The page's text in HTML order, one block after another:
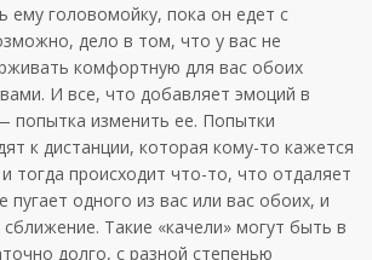
ему головомойку, пока он едет с
дело в том, что у вас не
комфортную для вас обоих
И все, что добавляет эмоций в
изменить ее. Попытки
к дистанции, которая кому-то кажется
тогда происходит что-то, что отдаляет
пугает одного из вас или вас обоих, и
Такие «качели» могут быть в
долго, с разной степенью